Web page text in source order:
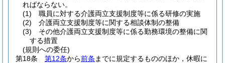
ればならない。
(1)
職員に対する介護両立支援制度等に係る研修の実施
(2)
介護両立支援制度等に関する相談体制の整備
(3)
その他介護両立支援制度等に係る勤務環境の整備に関
する措置
(規則への委任)
第18条
第12条から前条 までに規定するもののほか，休暇に